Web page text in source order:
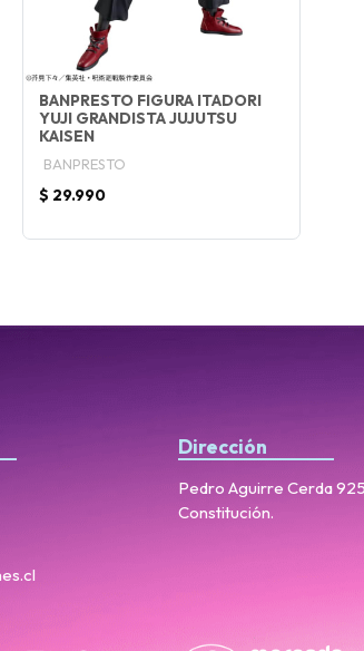
BANPRESTO FIGURA ITADORI
YUJI GRANDISTA JUJUTSU
KAISEN
BANPRESTO
$ 29.990
Dirección
Pedro Aguirre Cerda
Constitución.